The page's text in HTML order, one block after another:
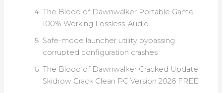
The Blood of Dawnwalker Portable Game
100% Working Lossless-Audio
Safe-mode launcher utility bypassing
corrupted configuration crashes
The Blood of Dawnwalker Cracked Update
Skidrow Crack Clean PC Version 2026 FREE